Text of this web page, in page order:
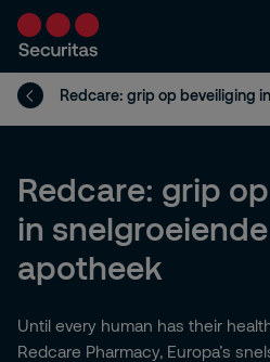
Redcare: grip
in
apotheek
Until every human has their
Redcare Pharmacy, Europa’s